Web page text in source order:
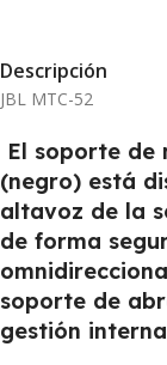
Descripción
JBL MTC-52
El soporte de
(negro) está
altavoz de la
de forma
soporte de
gestión